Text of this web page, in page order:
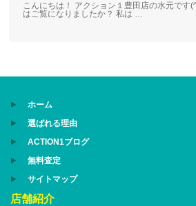
こんにちは！ アクション１豊田店の水元です
はご覧になりましたか？ 私は …
ホーム
選ばれる理由
ACTION1ブログ
無料査定
サイトマップ
店舗紹介